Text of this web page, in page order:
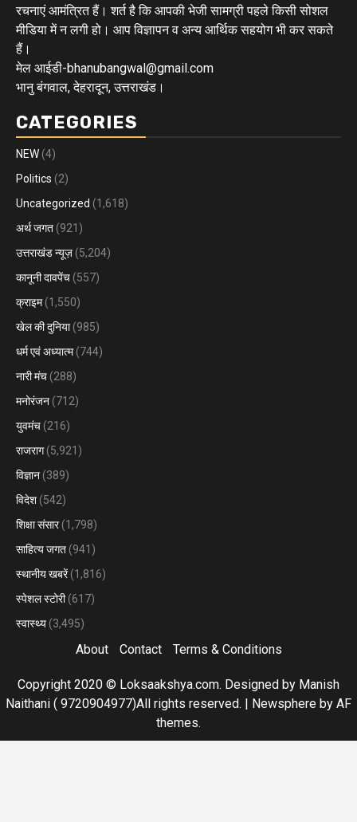
रचनाएं आमंत्रित हैं। शर्त है कि आपकी भेजी सामग्री पहले किसी सोशल
मीडिया में न लगी हो। आप विज्ञापन व अन्य आर्थिक सहयोग भी कर सकते
हैं।
मेल आईडी-bhanubangwal@gmail.com
भानु बंगवाल, देहरादून, उत्तराखंड।
CATEGORIES
NEW (4)
Politics (2)
Uncategorized (1,618)
अर्थ जगत (921)
उत्तराखंड न्यूज़ (5,204)
कानूनी दावपेंच (557)
क्राइम(1,550)
खेल की दुनिया(985)
धर्म एवं अध्यात्म(744)
नारी मंच (288)
मनोरंजन (712)
युवमंच (216)
राजराग(5,921)
विज्ञान (389)
विदेश (542)
शिक्षा संसार(1,798)
साहित्य जगत (941)
स्थानीय खबरें(1,816)
स्पेशल स्टोरी(617)
स्वास्थ्य (3,495)
About Contact Terms & Conditions
Copyright 2020 © Loksaakshya.com. Designed by Manish
Naithani ( 9720904977)All rights reserved. | Newsphere by AF
themes.